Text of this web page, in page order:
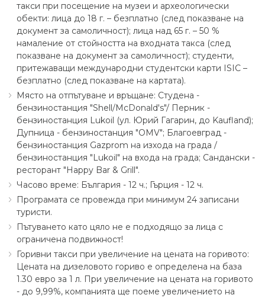
такси при посещение на музеи и археологически
обекти: лица до 18 г. – безплатно (след показване на
документ за самоличност); лица над 65 г. – 50 %
намаление от стойността на входната такса (след
показване на документ за самоличност); студенти,
притежаващи международни студентски карти ISIC –
безплатно (след показване на картата).
Място на отпътуване и връщане: Студена -
бензиностанция "Shell∕McDonald's"∕ Перник -
бензиностанция Lukoil (ул. Юрий Гагарин, до Kaufland);
Дупница - бензиностанция "OMV"; Благоевград -
бензиностанция Gazprom на изхода на града ∕
бензиностанция "Lukoil" на входа на града; Сандански -
ресторант "Happy Bar & Grill".
Часово време: България - 12 ч.; Гърция - 12 ч.
Програмата се провежда при минимум 24 записани
туристи.
Пътуването като цяло не е подходящо за лица с
ограничена подвижност!
Горивни такси при увеличение на цената на горивото:
Цената на дизеловото гориво е определена на база
1.30 eвро за 1 л. При увеличение на цената на горивото
- до 9,99%, компанията ще поеме увеличението на